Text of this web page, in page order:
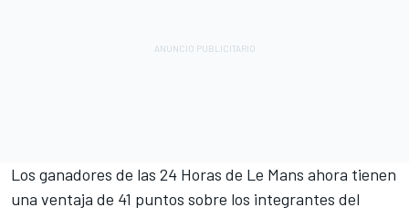
Los ganadores de las 24 Horas de Le Mans ahora tienen
una ventaja de 41 puntos sobre los integrantes del